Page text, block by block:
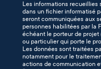
Les informations recueillies
dans un fichier informatisé
seront communiquées aux
personnes habilitées par la
échéant le porteur de
ou particulier qui porte le
Les données sont traitées
notamment pour le
actions de communication